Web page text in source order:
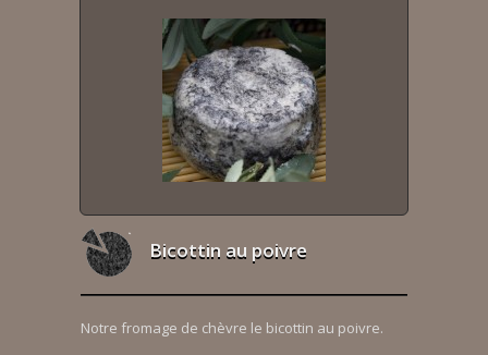
Bicottin au poivre
Notre fromage de chèvre le bicottin au poivre.